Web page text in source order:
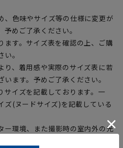
色味やサイズ等の仕様に変更が
めご了承ください。
す。サイズ表を確認の上、ご購
。
、着用感や実際のサイズ表に若
ます。予めご了承ください。
イズを記載しております。一
ズ(ヌードサイズ)を記載している
環境、また撮影時の室内外の光